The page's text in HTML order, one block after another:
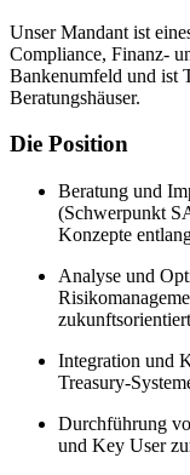
Unser Mandant ist
Compliance, Finanz-
Bankenumfeld und ist
Beratungshäuser.
Die Position
Beratung und
(Schwerpunkt
Konzepte
Analyse und
Integration und
Treasury-
Durchführung
und Key User